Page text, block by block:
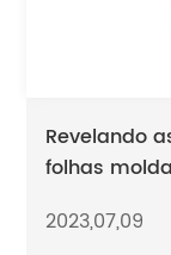
Revelando
folhas
2023,07,09